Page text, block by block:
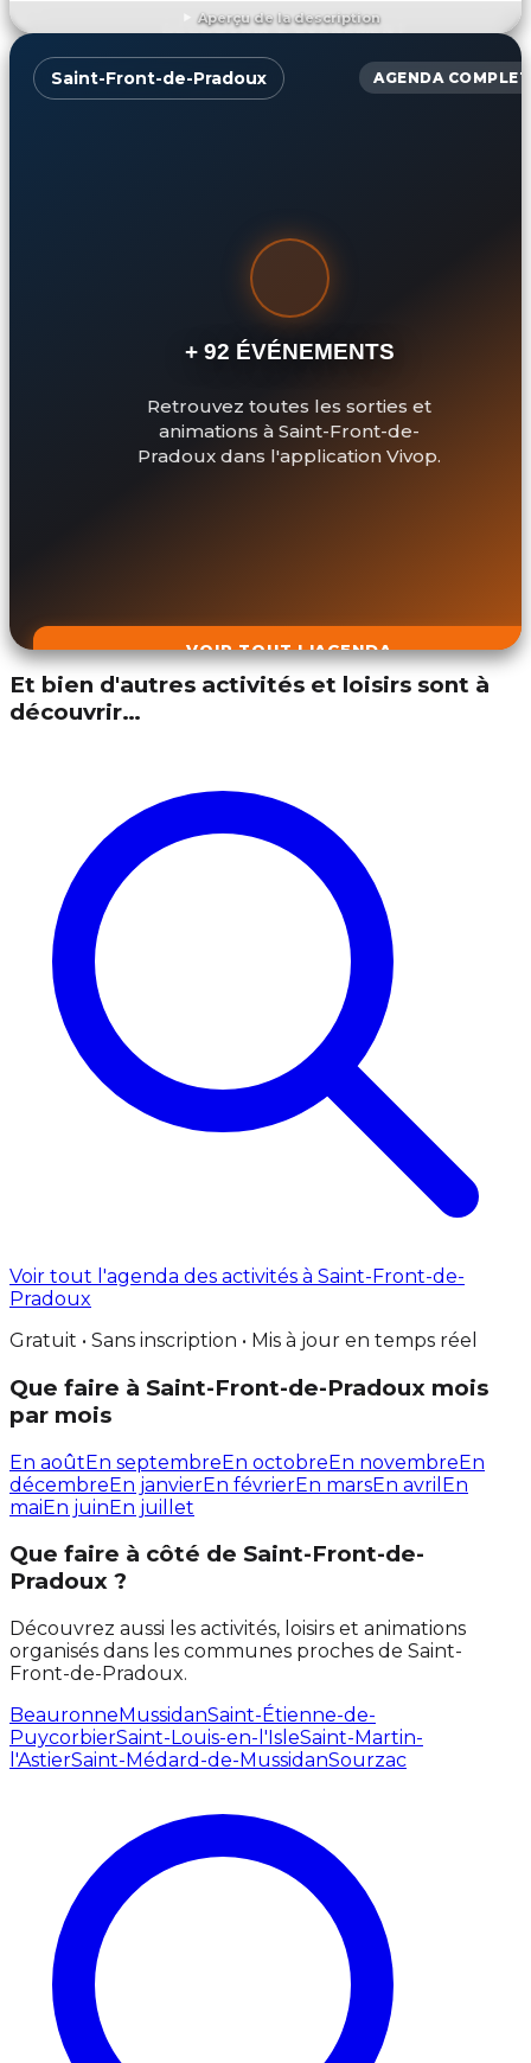
Aperçu de la description
DÉCOUVRIR L'ÉVÉNEMENT
Saint-Front-de-Pradoux AGENDA COMPLET
+ 92 ÉVÉNEMENTS
Retrouvez toutes les sorties et
animations à Saint-Front-de-
Pradoux dans l'application Vivop.
VOIR TOUT L'AGENDA
Et bien d'autres activités et loisirs sont à
découvrir…
Voir tout l'agenda des activités à Saint-Front-de-
Pradoux
Gratuit • Sans inscription • Mis à jour en temps réel
Que faire à Saint-Front-de-Pradoux mois
par mois
En aoûtEn septembreEn octobreEn novembreEn
décembreEn janvierEn févrierEn marsEn avril En
maiEn juinEn juillet
Que faire à côté de Saint-Front-de-
Pradoux ?
Découvrez aussi les activités, loisirs et animations
organisés dans les communes proches de Saint-
Front-de-Pradoux.
BeauronneMussidanSaint-Étienne-de-
PuycorbierSaint-Louis-en-l'IsleSaint-Martin-
l'AstierSaint-Médard-de-MussidanSourzac